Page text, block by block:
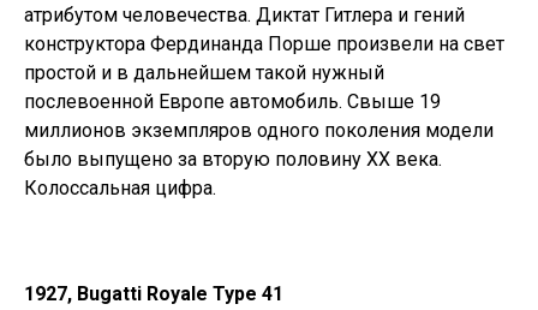
атрибутом человечества. Диктат Гитлера и гений
конструктора Фердинанда Порше произвели на свет
простой и в дальнейшем такой нужный
послевоенной Европе автомобиль. Свыше 19
миллионов экземпляров одного поколения модели
было выпущено за вторую половину ХХ века.
Колоссальная цифра.
1927, Bugatti Royale Type 41